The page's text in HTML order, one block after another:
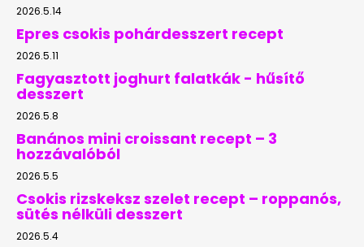
2026.5.14
Epres csokis pohárdesszert recept
2026.5.11
Fagyasztott joghurt falatkák - hűsítő
desszert
2026.5.8
Banános mini croissant recept – 3
hozzávalóból
2026.5.5
Csokis rizskeksz szelet recept – roppanós,
sütés nélküli desszert
2026.5.4